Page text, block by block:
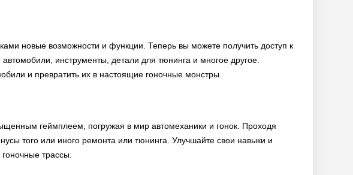
новые возможности и функции. Теперь вы можете получить доступ к
инструменты, детали для тюнинга и многое другое.
и превратить их в настоящие гоночные монстры.
геймплеем, погружая в мир автомеханики и гонок. Проходя
того или иного ремонта или тюнинга. Улучшайте свои навыки и
трассы.